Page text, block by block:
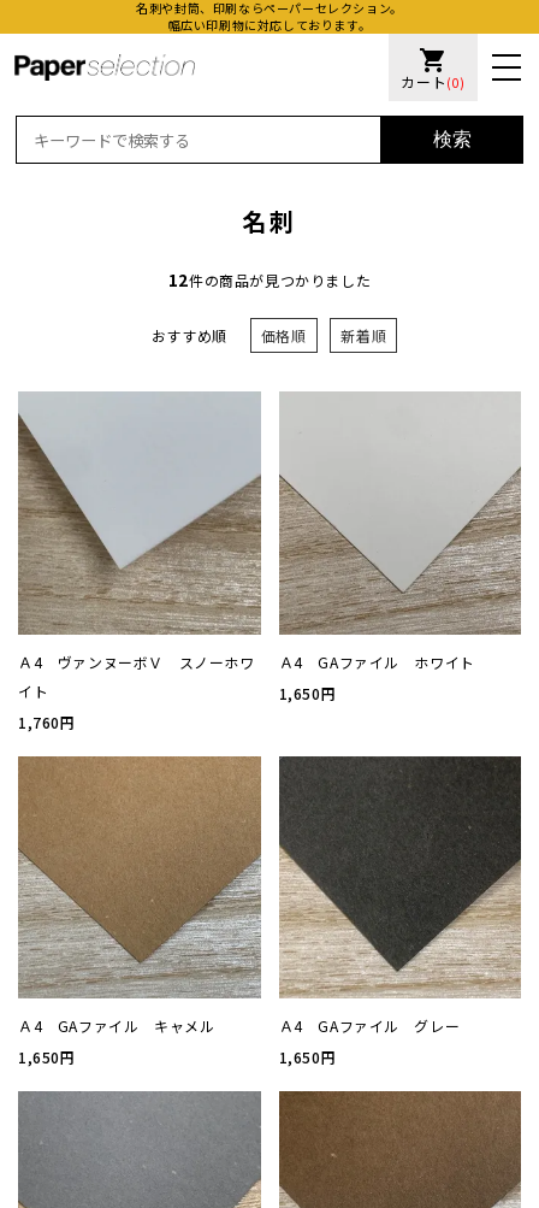
名刺や封筒、印刷ならペーパーセレクション。
幅広い印刷物に対応しております。
shopping_cart
カート (0)
検索
加工
厚盛
厚盛
抗菌
カー
ステ
案内
ウィ
名刺
12件の商品が見つかりました
おすすめ順 価格順 新着順
Ａ4 ヴァンヌーボＶ スノーホワ
イト
1,760円
Ａ4 GAファイル ホワイト
1,650円
Ａ4 GAファイル キャメル
1,650円
Ａ4 GAファイル グレー
1,650円